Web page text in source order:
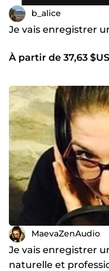
b_alice
Je vais enregistrer
À partir de 37,63 $US
MaevaZenAudio
Je vais enregistrer
naturelle et